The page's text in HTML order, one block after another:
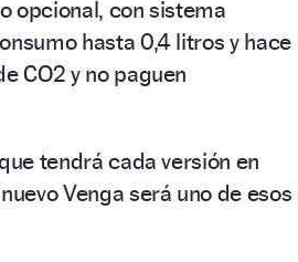
opcional, con sistema
hasta 0,4 litros y hace
CO2 y no paguen
tendrá cada versión en
Venga será uno de esos